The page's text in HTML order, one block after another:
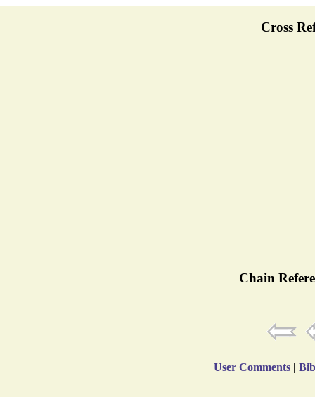
Cross
Chain
User Comments |